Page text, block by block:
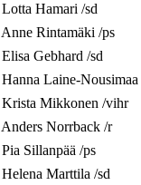
Lotta Hamari /sd
Anne Rintamäki /ps
Elisa Gebhard /sd
Hanna Laine-Nousimaa
Krista Mikkonen /vihr
Anders Norrback /r
Pia Sillanpää /ps
Helena Marttila /sd